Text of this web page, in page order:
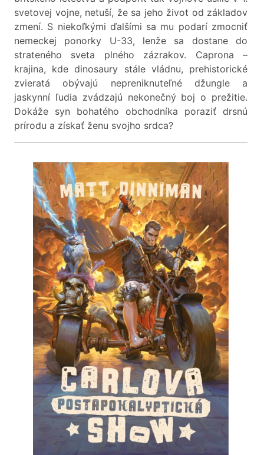
svetovej vojne, netuší, že sa jeho život od základov
zmení. S niekoľkými ďalšími sa mu podarí zmocniť
nemeckej ponorky U-33, lenže sa dostane do
strateného sveta plného zázrakov. Caprona –
krajina, kde dinosaury stále vládnu, prehistorické
zvieratá obývajú nepreniknuteľné džungle a
jaskynní ľudia zvádzajú nekonečný boj o prežitie.
Dokáže syn bohatého obchodníka poraziť drsnú
prírodu a získať ženu svojho srdca?